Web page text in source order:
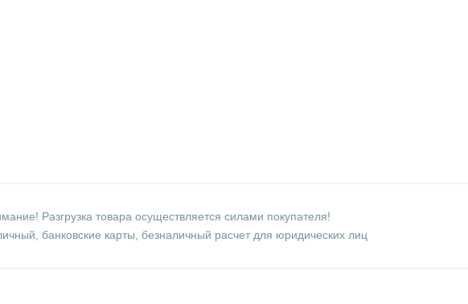
Разгрузка товара осуществляется силами покупателя!
банковские карты, безналичный расчет для юридических лиц